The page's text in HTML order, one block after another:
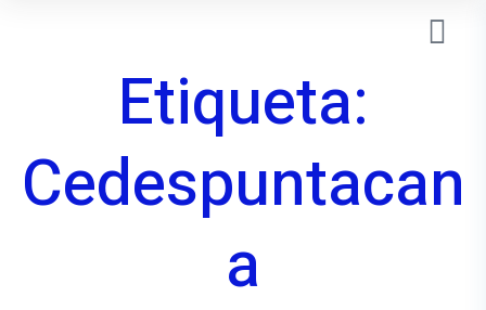
Etiqueta:
Cedespuntacan
A